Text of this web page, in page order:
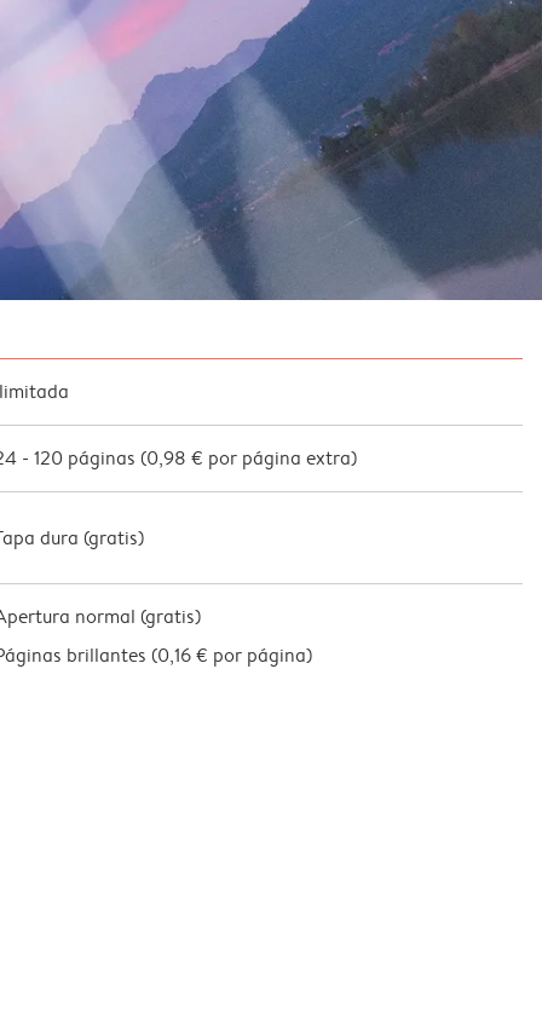
- 120 páginas (0,98 € por página extra)
dura (gratis)
normal (gratis)
brillantes (0,16 € por página)